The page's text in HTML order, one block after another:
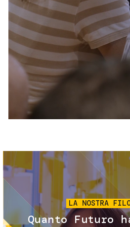
Servizi e accessibilità
Contatti
FAQ
Biglietti
LA NOSTRA
Quanto Futuro